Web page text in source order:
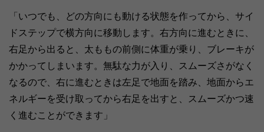
「いつでも、どの方向にも動ける状態を作ってから、サイ
ドステップで横方向に移動します。右方向に進むときに、
右足から出ると、太ももの前側に体重が乗り、ブレーキが
かかってしまいます。無駄な力が入り、スムーズさがなく
なるので、右に進むときは左足で地面を踏み、地面からエ
ネルギーを受け取ってから右足を出すと、スムーズかつ速
く進むことができます」